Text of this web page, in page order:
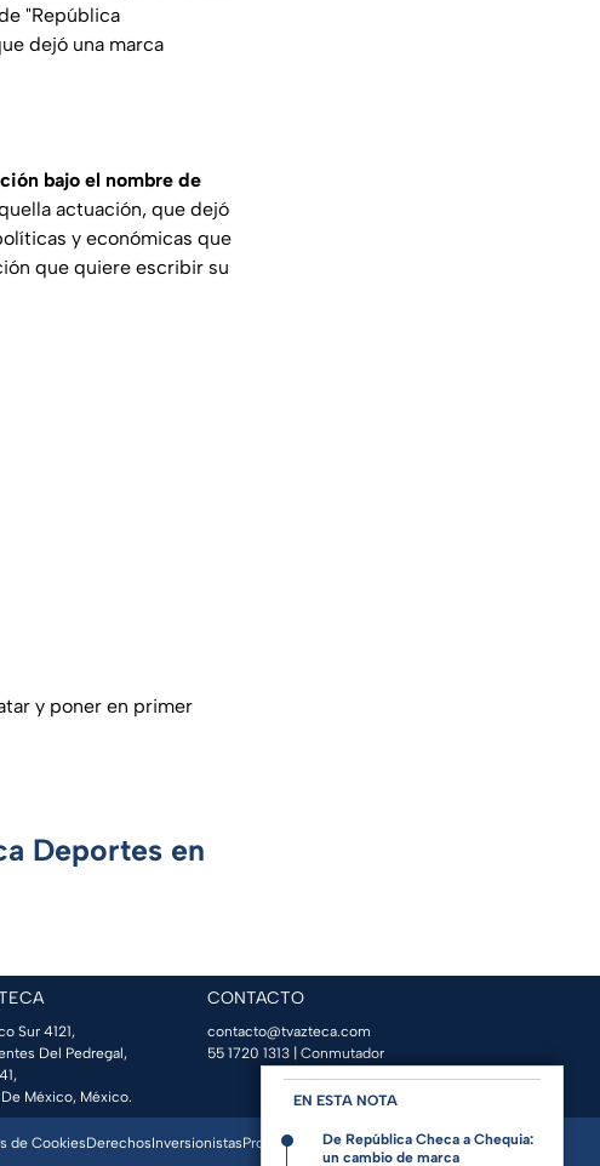
EN ESTA NOTA
De República Checa a Chequia:
un cambio de marca
"República
dejó una marca
bajo el nombre de
actuación, que dejó
y económicas que
que quiere escribir su
y poner en primer
Deportes en
Sur 4121,
Del Pedregal,
México, México.
CONTACTO
contacto@tvazteca.com
55 1720 1313 | Conmutador
de CookiesDerechosInversionistasPromo Espacio